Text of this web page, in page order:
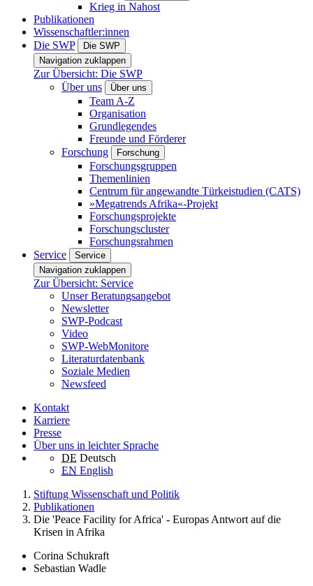
Krieg in Nahost
Publikationen
Wissenschaftler:innen
Die SWP
Die SWP
Navigation zuklappen
Zur Übersicht: Die SWP
Über uns
Über uns
Team A-Z
Organisation
Grundlegendes
Freunde und Förderer
Forschung
Forschung
Forschungsgruppen
Themenlinien
Centrum für angewandte Türkeistudien (CATS)
»Megatrends Afrika«-Projekt
Forschungsprojekte
Forschungscluster
Forschungsrahmen
Service
Service
Navigation zuklappen
Zur Übersicht: Service
Unser Beratungsangebot
Newsletter
SWP-Podcast
Video
SWP-WebMonitore
Literaturdatenbank
Soziale Medien
Newsfeed
Kontakt
Karriere
Presse
Über uns in leichter Sprache
DE Deutsch
EN English
Stiftung Wissenschaft und Politik
Publikationen
Die 'Peace Facility for Africa' - Europas Antwort auf die
Krisen in Afrika
Corina Schukraft
Sebastian Wadle